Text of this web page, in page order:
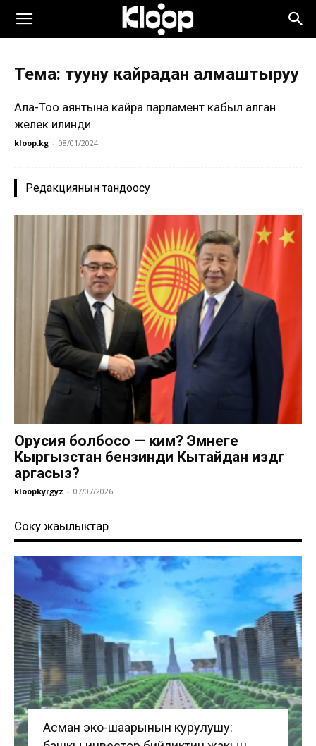
Тема: тууну кайрадан алмаштыруу
Ала-Тоо аянтына кайра парламент кабыл алган
желек илинди
kloop.kg - 08/01/2024
Редакциянын тандоосу
Орусия болбосо — ким? Эмнеге
Кыргызстан бензинди Кытайдан издөөгө
аргасыз?
kloopkyrgyz - 07/07/2026
Соңку жаңылыктар
Асман эко-шаарынын курулушу: